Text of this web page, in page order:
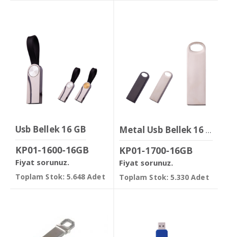
Usb Bellek 16 GB
KP01-1600-16GB
Fiyat sorunuz.
Toplam Stok: 5.648 Adet
Metal Usb Bellek 16 GB
KP01-1700-16GB
Fiyat sorunuz.
Toplam Stok: 5.330 Adet